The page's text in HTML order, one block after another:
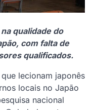
qualidade do
com falta de
qualificados.
lecionam japonês
locais no Japão
nacional